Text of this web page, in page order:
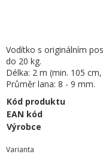
Vodítko s originálním
do 20 kg.
Délka: 2 m (min. 105
Průměr lana: 8 - 9 mm.
Kód produktu
EAN kód
Výrobce
Varianta